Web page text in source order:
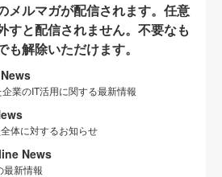
メルマガが配信されます。任意
すと配信されません。不要なも
解除いただけます。
業のIT活用に関する最新情報
体に対するお知らせ
News
最新情報